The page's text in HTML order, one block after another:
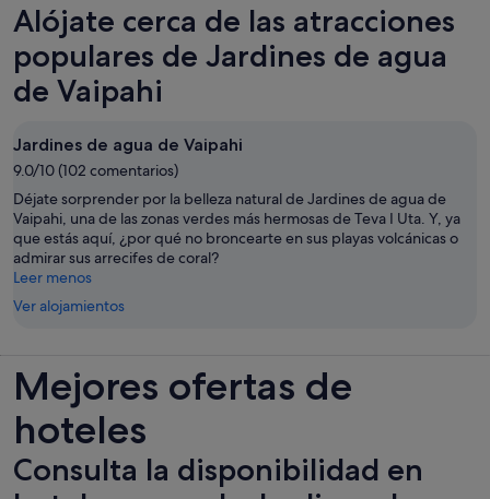
Alójate cerca de las atracciones
populares de Jardines de agua
de Vaipahi
Jardines de agua de Vaipahi
9.0/10 (102 comentarios)
Déjate sorprender por la belleza natural de Jardines de agua de
Vaipahi, una de las zonas verdes más hermosas de Teva I Uta. Y, ya
que estás aquí, ¿por qué no broncearte en sus playas volcánicas o
admirar sus arrecifes de coral?
Leer menos
Ver alojamientos
Mejores ofertas de
hoteles
Consulta la disponibilidad en